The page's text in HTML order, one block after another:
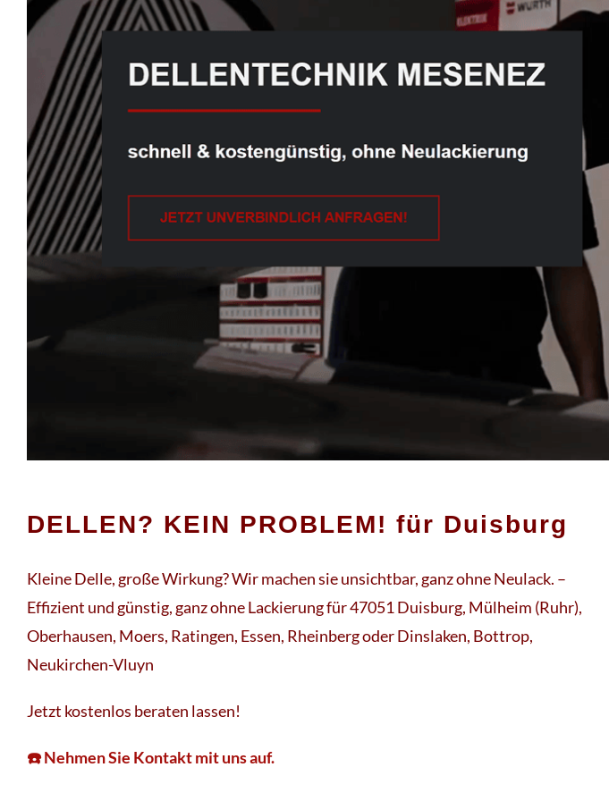
DELLEN? KEIN PROBLEM! für Duisburg
Kleine Delle, große Wirkung? Wir machen sie unsichtbar, ganz ohne Neulack. –
Effizient und günstig, ganz ohne Lackierung für 47051 Duisburg, Mülheim (Ruhr),
Oberhausen, Moers, Ratingen, Essen, Rheinberg oder Dinslaken, Bottrop,
Neukirchen-Vluyn
Jetzt kostenlos beraten lassen!
☎️ Nehmen Sie Kontakt mit uns auf.